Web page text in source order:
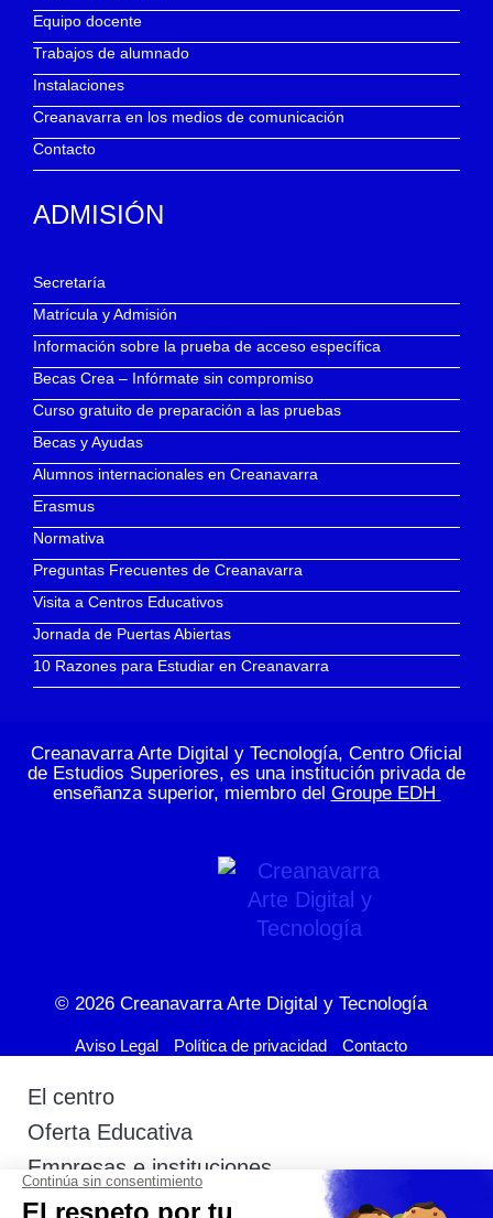
Equipo docente
Trabajos de alumnado
Instalaciones
Creanavarra en los medios de comunicación
Contacto
ADMISIÓN
Secretaría
Matrícula y Admisión
Información sobre la prueba de acceso específica
Becas Crea – Infórmate sin compromiso
Curso gratuito de preparación a las pruebas
Becas y Ayudas
Alumnos internacionales en Creanavarra
Erasmus
Normativa
Preguntas Frecuentes de Creanavarra
Visita a Centros Educativos
Jornada de Puertas Abiertas
10 Razones para Estudiar en Creanavarra
Creanavarra Arte Digital y Tecnología, Centro Oficial
de Estudios Superiores, es una institución privada de
enseñanza superior, miembro del Groupe EDH
© 2026 Creanavarra Arte Digital y Tecnología
Aviso Legal Política de privacidad Contacto
El centro
Oferta Educativa
Empresas e instituciones
Actualidad